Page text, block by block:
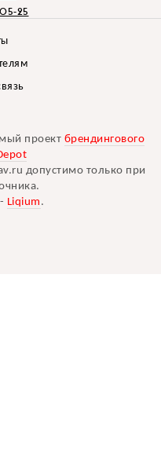
05-25
проект брендингового
допустимо только при
Liqium .